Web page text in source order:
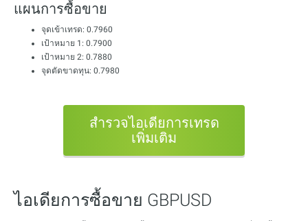
แผนการซื้อขาย
จุดเข้าเทรด: 0.7960
เป้าหมาย 1: 0.7900
เป้าหมาย 2: 0.7880
จุดตัดขาดทุน: 0.7980
สำรวจไอเดียการเทรด
เพิ่มเติม
ไอเดียการซื้อขาย GBPUSD